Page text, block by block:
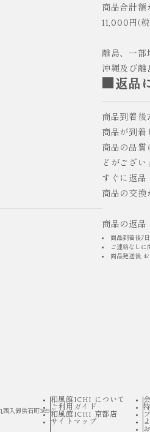
商品合計額
11,000円(
離島、一部
沖縄及び離
■返品
商品到着後
商品が到着
商品の品質
どがござ
すぐに返品
商品の交換
商品の返品
商品到着後7
ご連絡なしに
商品発送後,
西入御供石町369
和風館ICHI について
ご利用ガイド
和風館ICHI 京都店
サイトマップ